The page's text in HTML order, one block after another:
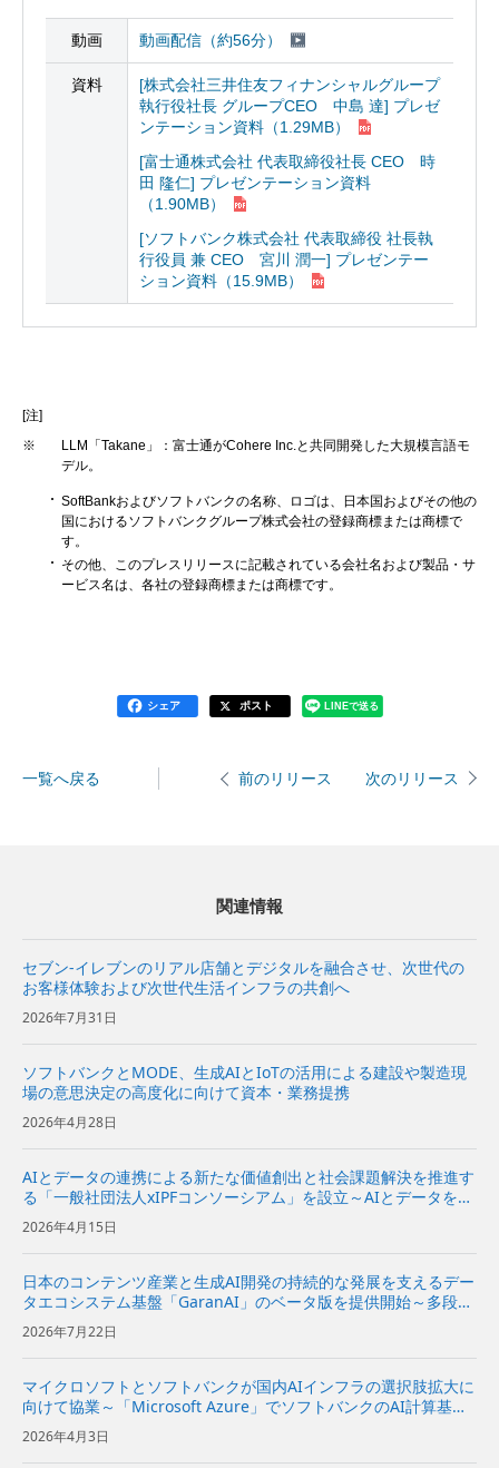
動画 動画配信（約56分）
資料
[株式会社三井住友フィナンシャルグループ
執行役社長 グループCEO 中島 達] プレゼ
ンテーション資料 （1.29MB）
[富士通株式会社 代表取締役社長 CEO 時
田 隆仁] プレゼンテーション資料
（1.90MB）
[ソフトバンク株式会社 代表取締役 社長執
行役員 兼 CEO 宮川 潤一] プレゼンテー
ション資料 （15.9MB）
[注]
※
LLM「Takane」：富士通がCohere Inc.と共同開発した大規模言語モ
デル。
SoftBankおよびソフトバンクの名称、ロゴは、日本国およびその他の
国におけるソフトバンクグループ株式会社の登録商標または商標で
す。
その他、このプレスリリースに記載されている会社名および製品・サ
ービス名は、各社の登録商標または商標です。
シェア ポスト LINEで送る
一覧へ戻る 前のリリース 次のリリース
関連情報
セブン-イレブンのリアル店舗とデジタルを融合させ、次世代の
お客様体験および次世代生活インフラの共創へ
2026年7月31日
ソフトバンクとMODE、生成AIとIoTの活用による建設や製造現
場の意思決定の高度化に向けて資本・業務提携
2026年4月28日
AIとデータの連携による新たな価値創出と社会課題解決を推進す
る「一般社団法人xIPFコンソーシアム」を設立～AIとデータを分
散環境下で安全かつ柔軟に活用できるAIスペースの実現をめざす
～
2026年4月15日
日本のコンテンツ産業と生成AI開発の持続的な発展を支えるデー
タエコシステム基盤「GaranAI」のベータ版を提供開始～多段階
加工でデータを保護し、コンテンツホルダーの新たな収益機会と
AI開発事業者の価値創出を支援～ | 企業・IR | ソフ...
2026年7月22日
マイクロソフトとソフトバンクが国内AIインフラの選択肢拡大に
向けて協業～「Microsoft Azure」でソフトバンクのAI計算基盤
を活用できるソリューションの共同開発に向けて検討を開始～
2026年4月3日